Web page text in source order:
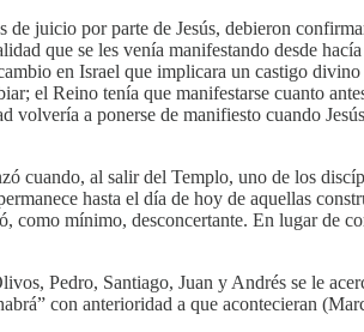
juicio por parte de Jesús, debieron
que se les venía manifestando desde
en Israel que implicara un castigo
el Reino tenía que manifestarse cuanto
volvería a ponerse de manifiesto cuando
cuando, al salir del Templo, uno de los
hasta el día de hoy de aquellas
como mínimo, desconcertante. En lugar de
Pedro, Santiago, Juan y Andrés se le
con anterioridad a que acontecieran